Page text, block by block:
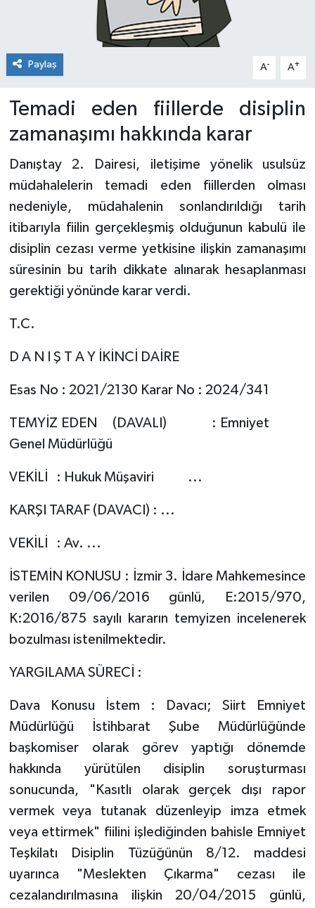
Paylaş A- A+
Temadi eden fiillerde disiplin
zamanaşımı hakkında karar
Danıştay 2. Dairesi, iletişime yönelik usulsüz
müdahalelerin temadi eden fiillerden olması
nedeniyle, müdahalenin sonlandırıldığı tarih
itibarıyla fiilin gerçekleşmiş olduğunun kabulü ile
disiplin cezası verme yetkisine ilişkin zamanaşımı
süresinin bu tarih dikkate alınarak hesaplanması
gerektiği yönünde karar verdi.
T.C.
D A N I Ş T A Y İKİNCİ DAİRE
Esas No : 2021/2130 Karar No : 2024/341
TEMYİZ EDEN (DAVALI) : Emniyet
Genel Müdürlüğü
VEKİLİ : Hukuk Müşaviri ...
KARŞI TARAF (DAVACI) : ...
VEKİLİ : Av. ...
İSTEMİN KONUSU : İzmir 3. İdare Mahkemesince
verilen 09/06/2016 günlü, E:2015/970,
K:2016/875 sayılı kararın temyizen incelenerek
bozulması istenilmektedir.
YARGILAMA SÜRECİ :
Dava Konusu İstem : Davacı; Siirt Emniyet
Müdürlüğü İstihbarat Şube Müdürlüğünde
başkomiser olarak görev yaptığı dönemde
hakkında yürütülen disiplin soruşturması
sonucunda, "Kasıtlı olarak gerçek dışı rapor
vermek veya tutanak düzenleyip imza etmek
veya ettirmek" fiilini işlediğinden bahisle Emniyet
Teşkilatı Disiplin Tüzüğünün 8/12. maddesi
uyarınca "Meslekten Çıkarma" cezası ile
cezalandırılmasına ilişkin 20/04/2015 günlü,